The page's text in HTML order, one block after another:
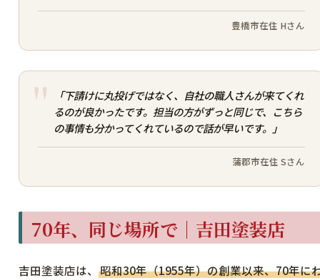
豊橋市在住 Hさん
「下請けに丸投げではなく、自社の職人さんが来てくれ
るのが良かったです。担当の方がずっと同じで、こちら
の事情も分かってくれているので話が早いです。」
蒲郡市在住 Sさん
70年、同じ場所で｜吉田塗装店
吉田塗装店は、 昭和30年（1955年）の創業以来、70年に